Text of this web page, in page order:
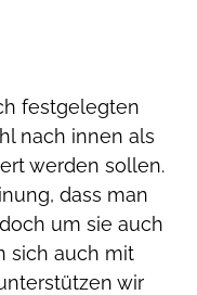
festgelegten
nach innen als
werden sollen.
dass man
um sie auch
sich auch mit
wir